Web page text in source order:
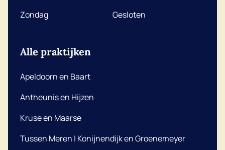
Zondag
Gesloten
Alle praktijken
Apeldoorn en Baart
Antheunis en Hijzen
Kruse en Maarse
Tussen Meren | Konijnendijk en Groenemeyer